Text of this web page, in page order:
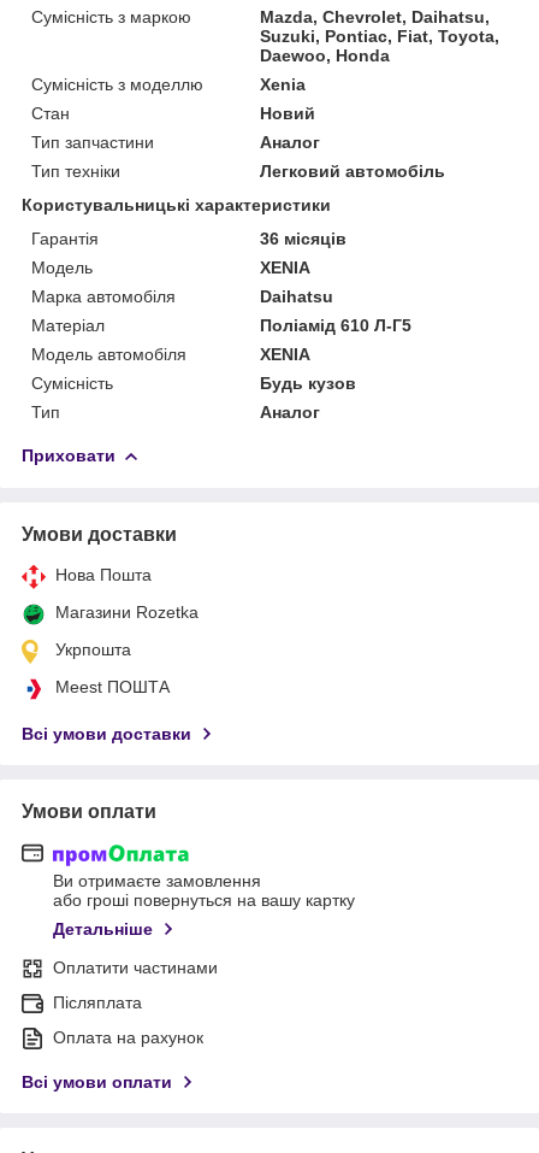
Сумісність з маркою
Mazda, Chevrolet, Daihatsu,
Suzuki, Pontiac, Fiat, Toyota,
Daewoo, Honda
Сумісність з моделлю
Xenia
Стан
Новий
Тип запчастини
Аналог
Тип техніки
Легковий автомобіль
Користувальницькі характеристики
Гарантія
36 місяців
Мoдель
XENIA
Марка автомобіля
Daihatsu
Матеріал
Поліамід 610 Л-Г5
Модель автомобіля
XENIA
Сумісність
Будь кузов
Тип
Аналог
Приховати
Умови доставки
Нова Пошта
Магазини Rozetka
Укрпошта
Meest ПОШТА
Всі умови доставки
Умови оплати
Ви отримаєте замовлення
або гроші повернуться на вашу картку
Детальніше
Оплатити частинами
Післяплата
Оплата на рахунок
Всі умови оплати